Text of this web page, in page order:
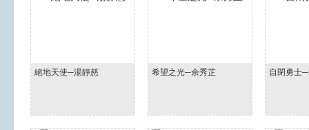
絕地天使─湯靜慈 希望之光─余秀芷 自閉勇士